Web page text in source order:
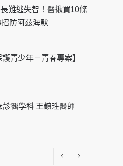
難逃失智！醫揪買10條
防阿茲海默
護青少年－青春專案】
診醫學科 王鎮珄醫師